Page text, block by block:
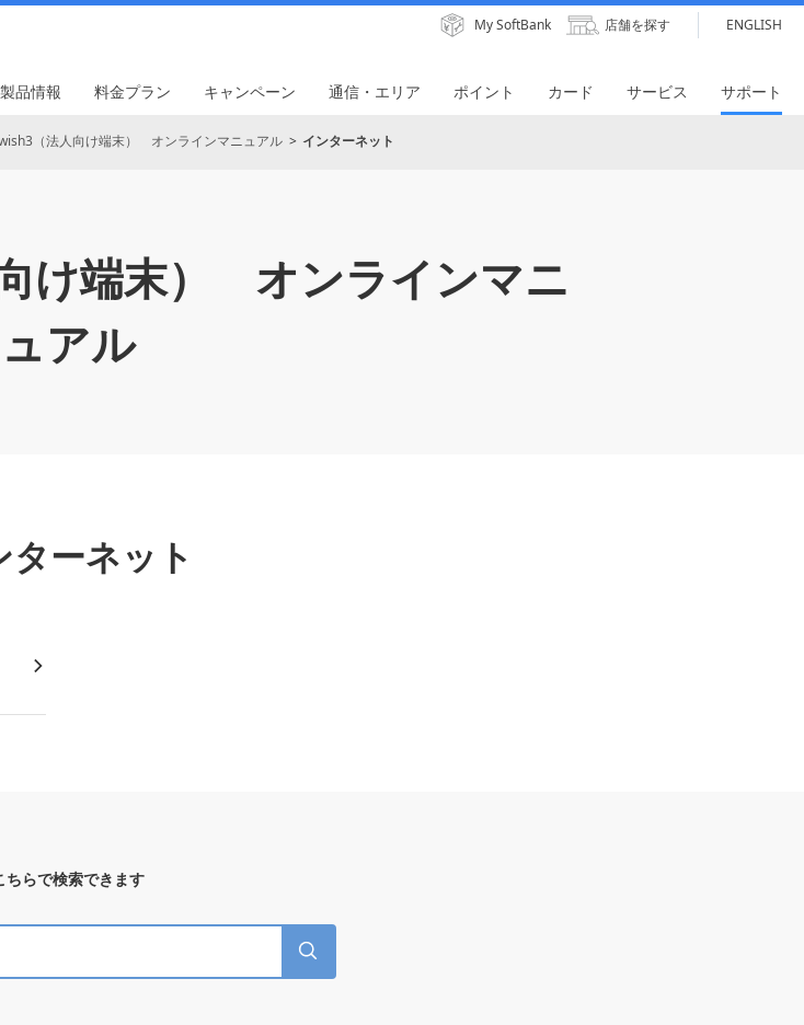
My SoftBank 店舗を探す ENGLISH
製品情報 料金プラン キャンペーン 通信・エリア ポイント カード サービス サポート
（法人向け端末） オンラインマニュアル インターネット
け端末）
オンラインマニ
ュアル
ターネット
ちらで検索できます